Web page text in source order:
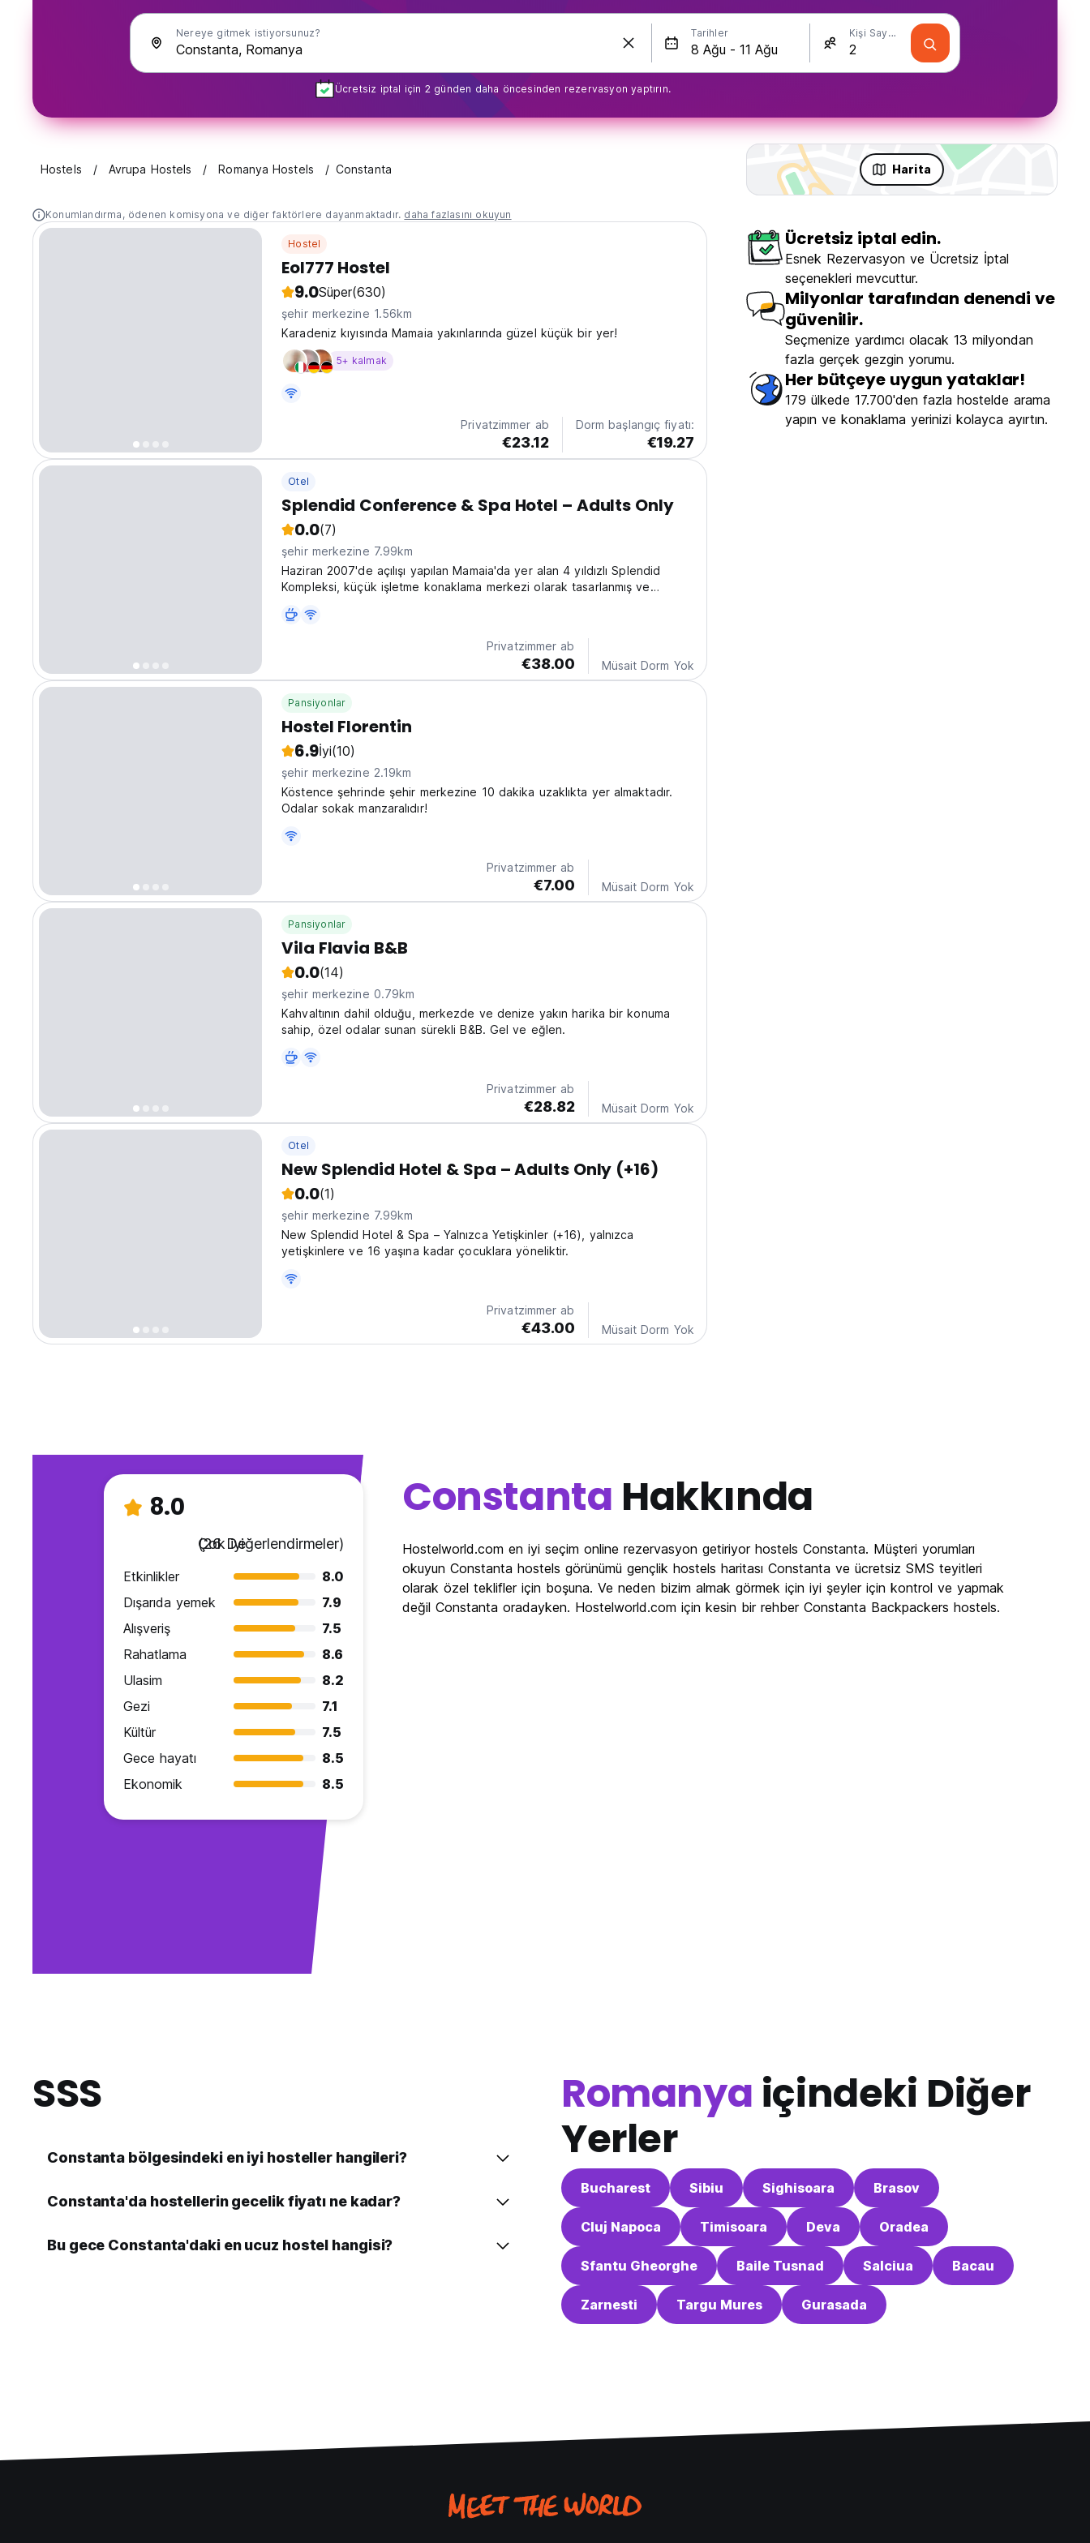
Nereye gitmek istiyorsunuz? Tarihler Kişi Sayısı
Ücretsiz iptal için 2 günden daha öncesinden rezervasyon yaptırın.
Hostels Avrupa Hostels Romanya Hostels Constanta Harita
Konumlandırma, ödenen komisyona ve diğer faktörlere dayanmaktadır. daha fazlasını okuyun
Hostel
Eol777 Hostel
9.0Süper(630)
şehir merkezine 1.56km
Karadeniz kıyısında Mamaia yakınlarında güzel küçük bir yer!
5+ kalmak
Privatzimmer ab
€23.12
Dorm başlangıç fiyatı:
€19.27
Otel
Splendid Conference & Spa Hotel – Adults Only
0.0(7)
şehir merkezine 7.99km
Haziran 2007'de açılışı yapılan Mamaia'da yer alan 4 yıldızlı Splendid
Kompleksi, küçük işletme konaklama merkezi olarak tasarlanmış ve
Privatzimmer ab
€38.00 Müsait Dorm Yok
Pansiyonlar
Hostel Florentin
6.9İyi(10)
şehir merkezine 2.19km
Köstence şehrinde şehir merkezine 10 dakika uzaklıkta yer almaktadır.
Odalar sokak manzaralıdır!
Privatzimmer ab
€7.00 Müsait Dorm Yok
Pansiyonlar
Vila Flavia B&B
0.0(14)
şehir merkezine 0.79km
Kahvaltının dahil olduğu, merkezde ve denize yakın harika bir konuma
sahip, özel odalar sunan sürekli B&B. Gel ve eğlen.
Privatzimmer ab
€28.82 Müsait Dorm Yok
Otel
New Splendid Hotel & Spa – Adults Only (+16)
0.0(1)
şehir merkezine 7.99km
New Splendid Hotel & Spa – Yalnızca Yetişkinler (+16), yalnızca
yetişkinlere ve 16 yaşına kadar çocuklara yöneliktir.
Privatzimmer ab
€43.00 Müsait Dorm Yok
Ücretsiz iptal edin.
Esnek Rezervasyon ve Ücretsiz İptal
seçenekleri mevcuttur.
Milyonlar tarafından denendi ve
güvenilir.
Seçmenize yardımcı olacak 13 milyondan
fazla gerçek gezgin yorumu.
Her bütçeye uygun yataklar!
179 ülkede 17.700'den fazla hostelde arama
yapın ve konaklama yerinizi kolayca ayırtın.
8.0
Çok iyi
(26 Değerlendirmeler)
Etkinlikler
8.0
Dışarıda yemek
7.9
Alışveriş
7.5
Rahatlama
8.6
Ulasim
8.2
Gezi
7.1
Kültür
7.5
Gece hayatı
8.5
Ekonomik
8.5
Constanta Hakkında
Hostelworld.com en iyi seçim online rezervasyon getiriyor hostels Constanta. Müşteri yorumları
okuyun Constanta hostels görünümü gençlik hostels haritası Constanta ve ücretsiz SMS teyitleri
olarak özel teklifler için boşuna. Ve neden bizim almak görmek için iyi şeyler için kontrol ve yapmak
değil Constanta oradayken. Hostelworld.com için kesin bir rehber Constanta Backpackers hostels.
SSS
Constanta bölgesindeki en iyi hosteller hangileri?
Constanta'da hostellerin gecelik fiyatı ne kadar?
Bu gece Constanta'daki en ucuz hostel hangisi?
Romanya içindeki Diğer
Yerler
Bucharest Sibiu Sighisoara Brasov
Cluj Napoca Timisoara Deva Oradea
Sfantu Gheorghe Baile Tusnad Salciua Bacau
Zarnesti Targu Mures Gurasada